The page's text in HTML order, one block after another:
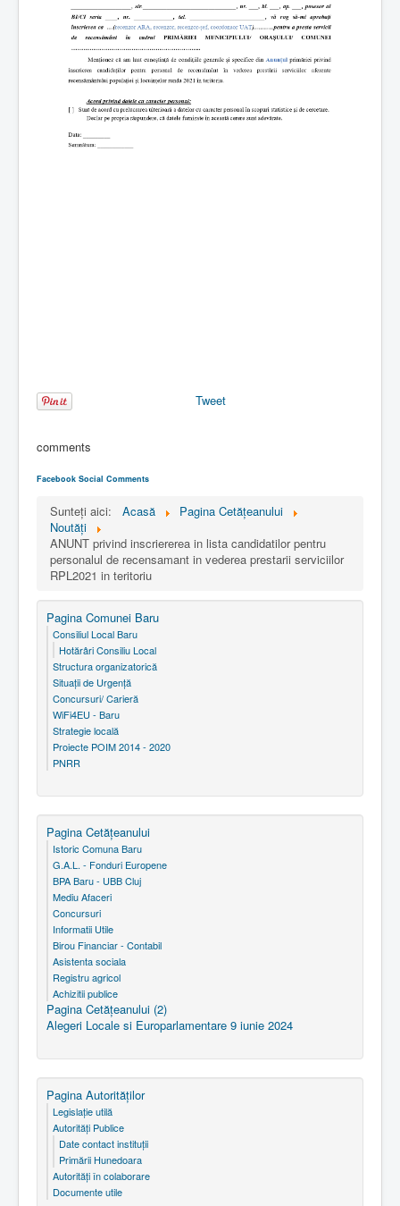
Tweet
comments
Facebook Social Comments
Sunteți aici: Acasă
Pagina Cetăţeanului
Noutăţi
ANUNT privind inscriererea in lista candidatilor pentru
personalul de recensamant in vederea prestarii serviciilor
RPL2021 in teritoriu
Pagina Comunei Baru
Consiliul Local Baru
Hotărâri Consiliu Local
Structura organizatorică
Situaţii de Urgenţă
Concursuri/ Carieră
WiFi4EU - Baru
Strategie locală
Proiecte POIM 2014 - 2020
PNRR
Pagina Cetăţeanului
Istoric Comuna Baru
G.A.L. - Fonduri Europene
BPA Baru - UBB Cluj
Mediu Afaceri
Concursuri
Informatii Utile
Birou Financiar - Contabil
Asistenta sociala
Registru agricol
Achizitii publice
Pagina Cetăţeanului (2)
Alegeri Locale si Europarlamentare 9 iunie 2024
Pagina Autorităţilor
Legislaţie utilă
Autorităţi Publice
Date contact instituţii
Primării Hunedoara
Autorităţi în colaborare
Documente utile